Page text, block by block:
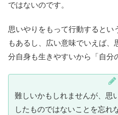
ではないのです。
思いやりをもって行動するとい
もあるし、広い意味でいえば、
分自身も生きやすいから「自分
難しいかもしれませんが、思
したものではないことを忘れ